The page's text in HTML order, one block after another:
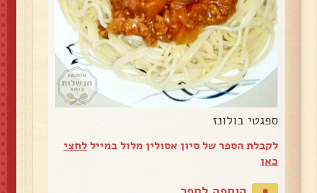
ספגטי בולונז
לקבלת הספר של סיון אסולין מלול במייללחצי
כאן